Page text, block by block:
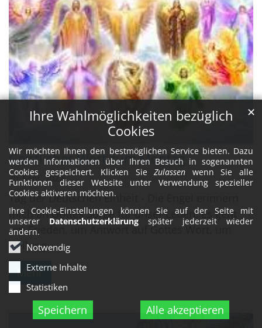
Ihre Wahlmöglichkeiten bezüglich
Cookies
Wir möchten Ihnen den bestmöglichen Service bieten. Dazu
werden Informationen über Ihren Besuch in sogenannten
Cookies gespeichert. Klicken SieZulassen wenn Sie alle
Funktionen dieser Website unter Verwendung spezieller
Cookies aktiveren möchten.
Ihre Cookie-Einstellungen können Sie auf der Seite mit
unserer Datenschutzerklärung später jederzeit wieder
ändern.
Notwendig
Externe Inhalte
Statistiken
Speichern Alle akzeptieren
✕
Geistliches Wort zum Montag
30. Sept. 2022
Tag der Deutschen Einheit - Die Engel erinnern
mich an Gottes Sorge für unser Leben. Es geht
um Frieden, um Antwort auf Gottes Wort, um
Heilung.
Mehr